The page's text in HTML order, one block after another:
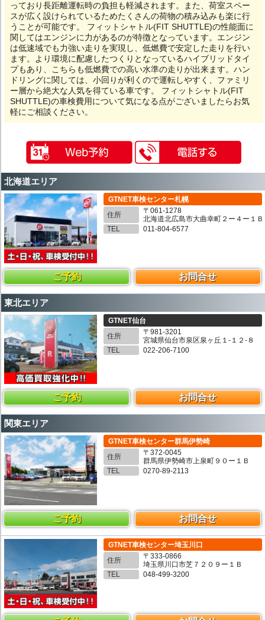
っており長距離運転時の負担も軽減されます。また、荷室スペー
スが広く設けられているためたくさんの荷物の積み込みも楽に行
うことが可能です。 フィットシャトル(FIT SHUTTLE)の性能面に
関してはエンジンに力があるのが特徴となっています。エンジン
は低速域でも力強い走りを実現し、低燃費で安定した走りを行い
ます。より環境に配慮したつくりとなっているハイブリッドタイ
プもあり、こちらも低燃費での高い水準の走りが出来ます。ハン
ドリングに関しては、小回りが利くので運転しやすく、ファミリ
ー層から絶大な人気を得ている車です。 フィットシャトル(FIT
SHUTTLE)の車検費用について気になる点がございましたらお気
軽にご相談ください。
北海道エリア
GTNET車検センター札幌
住所
〒061-1278
北海道北広島市大曲幸町２ー４ー１Ｂ
TEL
011-804-6577
ご予約 お問合せ
東北エリア
GTNET仙台
住所
〒981-3201
宮城県仙台市泉区泉ヶ丘１-１２-８
TEL
022-206-7100
ご予約 お問合せ
関東エリア
GTNET車検センター群馬伊勢崎
住所
〒372-0045
群馬県伊勢崎市上泉町９０ー１Ｂ
TEL
0270-89-2113
ご予約 お問合せ
GTNET車検センター埼玉川口
住所
〒333-0866
埼玉県川口市芝７２０９ー１Ｂ
TEL
048-499-3200